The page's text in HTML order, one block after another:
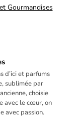
d’ici et parfums
sublimée par
choisie
avec le cœur, on
avec passion.